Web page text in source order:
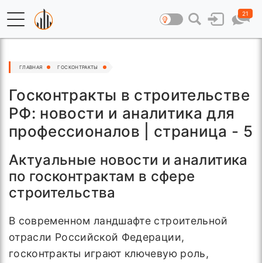
21
ГЛАВНАЯ ГОСКОНТРАКТЫ
Госконтракты в строительстве
РФ: новости и аналитика для
профессионалов | страница - 5
Актуальные новости и аналитика
по госконтрактам в сфере
строительства
В современном ландшафте строительной
отрасли Российской Федерации,
госконтракты играют ключевую роль,